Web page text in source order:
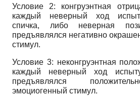
Условие 2: конгруэнтная
каждый неверный ход
спичка, либо неверная
предъявлялся негативно
стимул.
Условие 3: неконгруэнтная
каждый неверный ход
предъявлялся
эмоциогенный стимул.